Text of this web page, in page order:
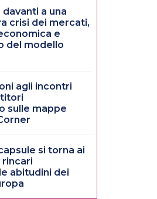
davanti a una
crisi dei mercati,
e
del modello
agli incontri
sulle mappe
si torna ai
rincari
abitudini dei